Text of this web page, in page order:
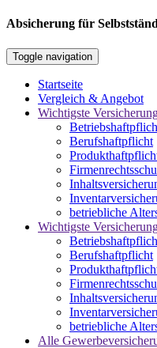
Absicherung für
Toggle navigation
Startseite
Vergleich & Angebot
Wichtigste
Berufshaftpflicht
betriebliche
Wichtigste
Berufshaftpflicht
betriebliche
Alle